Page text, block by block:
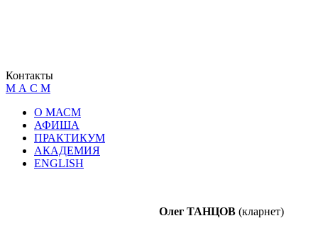
Контакты
М А С М
О МАСМ
АФИША
ПРАКТИКУМ
АКАДЕМИЯ
ENGLISH
Олег ТАНЦОВ (кларнет)